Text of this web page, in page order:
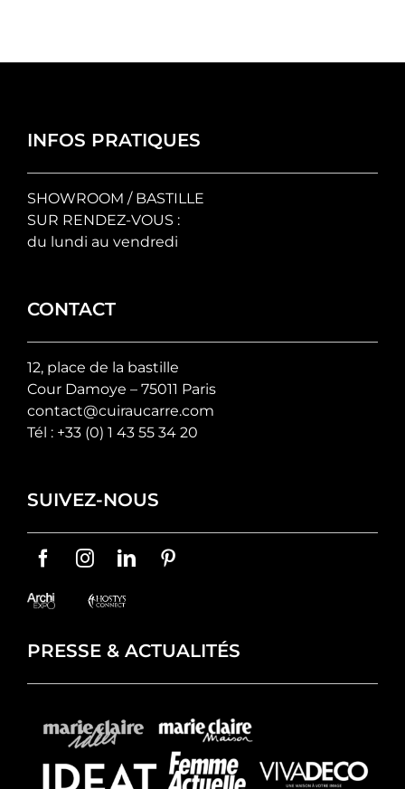
INFOS PRATIQUES
SHOWROOM / BASTILLE
SUR RENDEZ-VOUS :
du lundi au vendredi
CONTACT
12, place de la bastille
Cour Damoye – 75011 Paris
contact@cuiraucarre.com
Tél : +33 (0) 1 43 55 34 20
SUIVEZ-NOUS
PRESSE & ACTUALITÉS